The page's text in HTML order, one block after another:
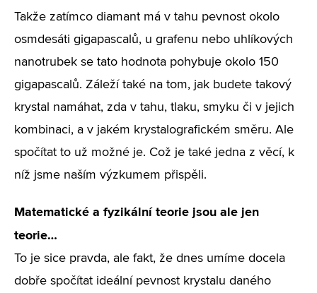
Takže zatímco diamant má v tahu pevnost okolo
osmdesáti gigapascalů, u grafenu nebo uhlíkových
nanotrubek se tato hodnota pohybuje okolo 150
gigapascalů. Záleží také na tom, jak budete takový
krystal namáhat, zda v tahu, tlaku, smyku či v jejich
kombinaci, a v jakém krystalografickém směru. Ale
spočítat to už možné je. Což je také jedna z věcí, k
níž jsme naším výzkumem přispěli.
Matematické a fyzikální teorie jsou ale jen
teorie…
To je sice pravda, ale fakt, že dnes umíme docela
dobře spočítat ideální pevnost krystalu daného